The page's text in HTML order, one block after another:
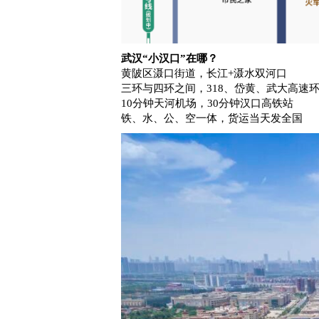
武汉“小汉口”在哪？
黄陂区滠口街道，长江+滠水双河口
三环与四环之间，318、岱黄、武大高速
10分钟天河机场，30分钟汉口高铁站
铁、水、公、空一体，货运当天发全国